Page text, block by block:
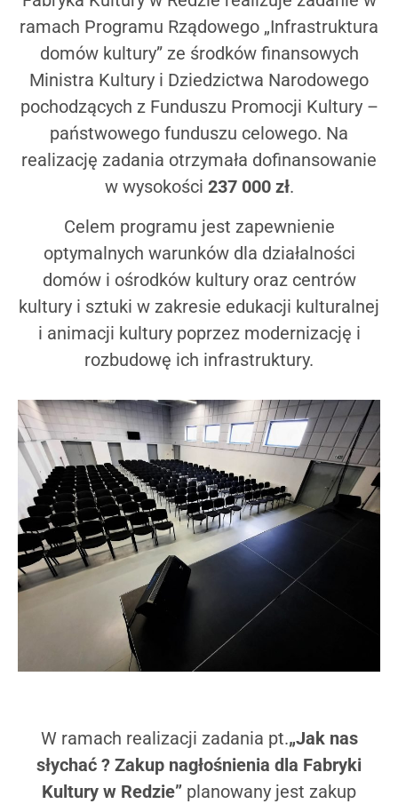
ramach Programu Rządowego „Infrastruktura
domów kultury” ze środków finansowych
Ministra Kultury i Dziedzictwa Narodowego
pochodzących z Funduszu Promocji Kultury –
państwowego funduszu celowego. Na
realizację zadania otrzymała dofinansowanie
w wysokości 237 000 zł.
Celem programu jest zapewnienie
optymalnych warunków dla działalności
domów i ośrodków kultury oraz centrów
kultury i sztuki w zakresie edukacji kulturalnej
i animacji kultury poprzez modernizację i
rozbudowę ich infrastruktury.
W ramach realizacji zadania pt.„Jak nas
słychać ? Zakup nagłośnienia dla Fabryki
Kultury w Redzie” planowany jest zakup